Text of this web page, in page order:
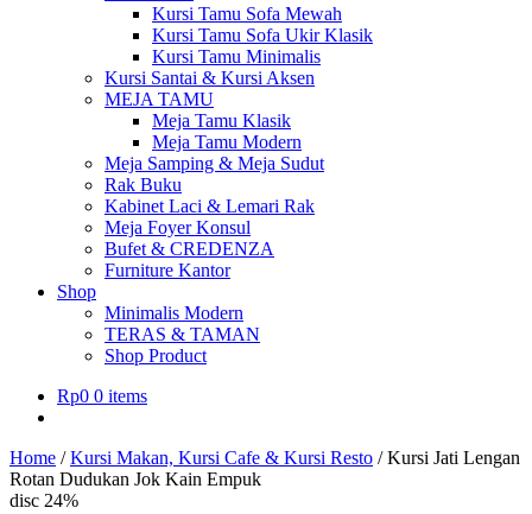
Kursi Tamu Sofa Mewah
Kursi Tamu Sofa Ukir Klasik
Kursi Tamu Minimalis
Kursi Santai & Kursi Aksen
MEJA TAMU
Meja Tamu Klasik
Meja Tamu Modern
Meja Samping & Meja Sudut
Rak Buku
Kabinet Laci & Lemari Rak
Meja Foyer Konsul
Bufet & CREDENZA
Furniture Kantor
Shop
Minimalis Modern
TERAS & TAMAN
Shop Product
Rp0 0 items
Home /Kursi Makan, Kursi Cafe & Kursi Resto /Kursi Jati Lengan
Rotan Dudukan Jok Kain Empuk
disc 24%